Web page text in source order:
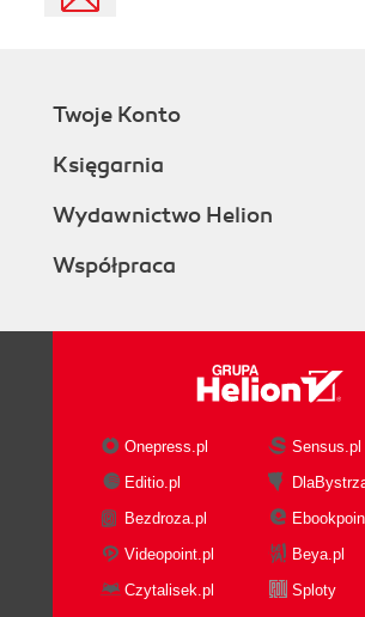
Twoje Konto
Księgarnia
Wydawnictwo Helion
Współpraca
Onepress.pl
Sensus.pl
Editio.pl
Bezdroza.pl
Videopoint.pl
Beya.pl
Czytalisek.pl
Sploty